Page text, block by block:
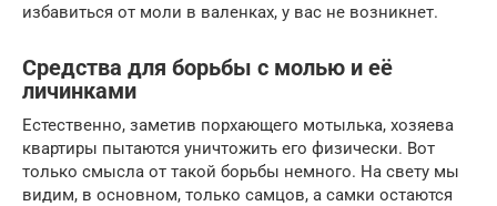
избавиться от моли в валенках, у вас не возникнет.
Средства для борьбы с молью и её
личинками
Естественно, заметив порхающего мотылька, хозяева
квартиры пытаются уничтожить его физически. Вот
только смысла от такой борьбы немного. На свету мы
видим, в основном, только самцов, а самки остаются